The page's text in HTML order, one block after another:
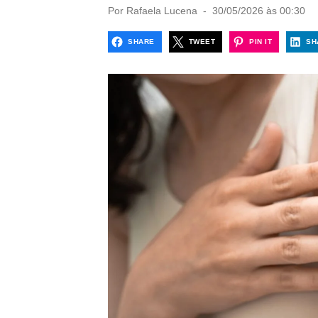
Por Rafaela Lucena
P
d
30/05/2026 às 00:30
SHARE TWEET PIN IT